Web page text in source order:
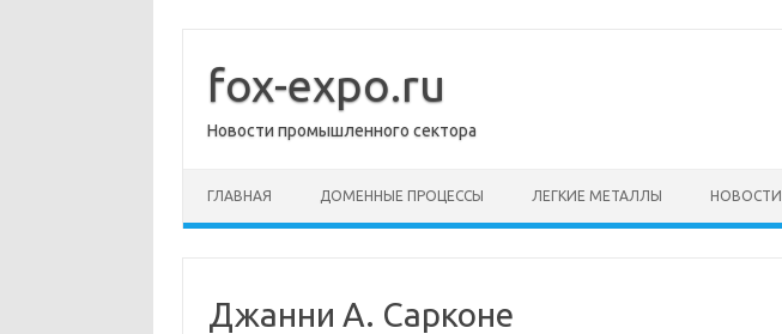
содержимому
fox-expo.ru
Новости промышленного сектора
ГЛАВНАЯ ДОМЕННЫЕ ПРОЦЕССЫ ЛЕГКИЕ МЕТАЛЛЫ НОВОСТИ
Джанни А. Сарконе